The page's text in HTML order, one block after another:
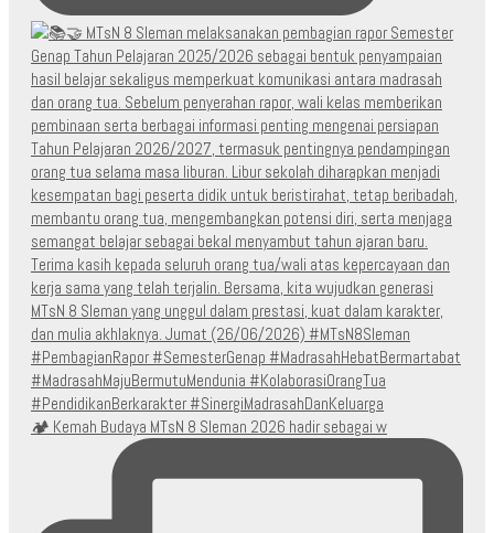
🏕️ Kemah Budaya MTsN 8 Sleman 2026 hadir sebagai w